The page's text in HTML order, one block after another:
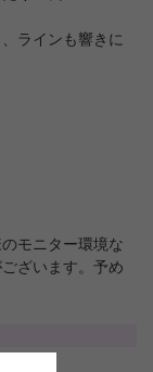
ラインも響きに
モニター環境な
ざいます。予め